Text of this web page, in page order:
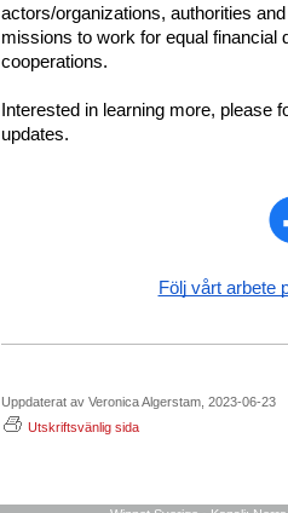
actors/organizations, authorities
missions to work for equal financial
cooperations.
Interested in learning more, please
updates.
Följ vårt arbete
Uppdaterat av Veronica Algerstam, 2023-06-23
Utskriftsvänlig sida